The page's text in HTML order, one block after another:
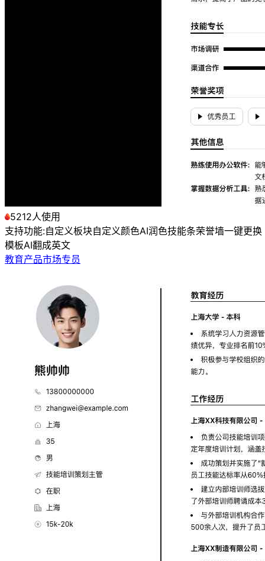
5212人使用
支持功能:自定义板块自定义颜色AI润色技能条荣誉墙一键更换
模板AI翻成英文
教育产品市场专员